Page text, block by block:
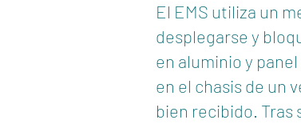
El EMS utiliza un
desplegarse y
en aluminio y
en el chasis de un
bien recibido. Tras